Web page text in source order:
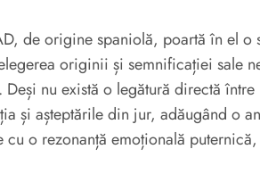
de origine spaniolă, poartă în el
originii și semnificației sale
Deși nu există o legătură directă
și așteptările din jur, adăugând o
cu o rezonanță emoțională